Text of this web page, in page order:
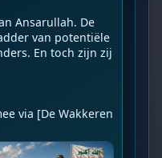
Ansarullah. De
van potentiële
En toch zijn zij
via [De Wakkeren